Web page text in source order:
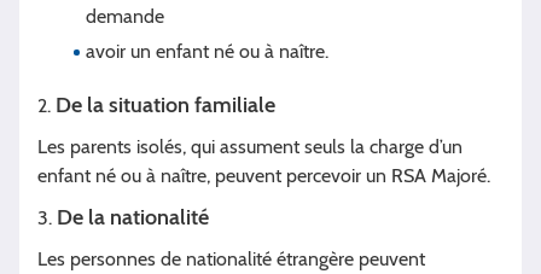
demande
avoir un enfant né ou à naître.
2. De la situation familiale
Les parents isolés, qui assument seuls la charge d’un
enfant né ou à naître, peuvent percevoir un RSA Majoré.
3. De la nationalité
Les personnes de nationalité étrangère peuvent